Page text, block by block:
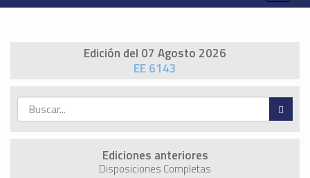
Edición del 07 Agosto 2026
EE 6143
Ediciones anteriores
Disposiciones Completas